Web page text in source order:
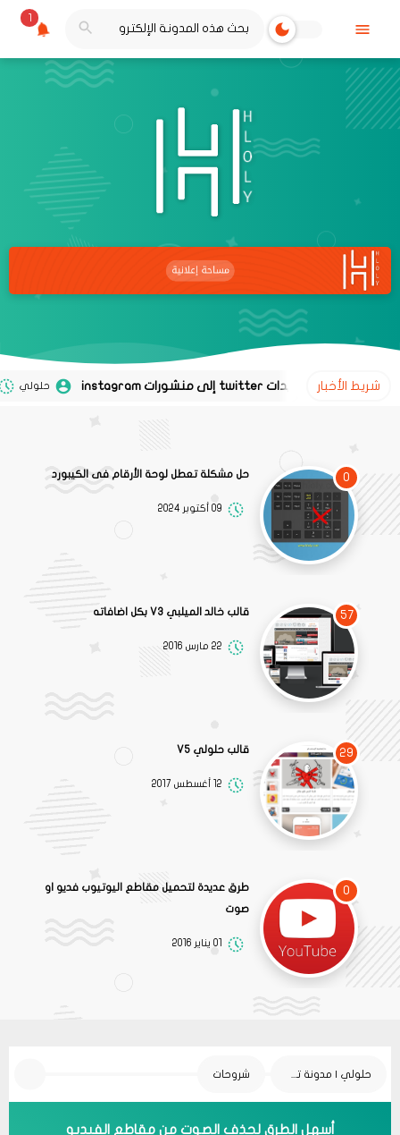
1
شريط الأخبار حلولي 02 نوفمبر 2020
0 حل مشكلة تعطل لوحة الأرقام فى الكيبورد
09 أكتوبر 2024
57 قالب خالد الميلبي V3 بكل اضافاته
22 مارس 2016
29 قالب حلولي V5
12 أغسطس 2017
0
طرق عديدة لتحميل مقاطع اليوتيوب فديو او
صوت
01 يناير 2016
حلولي | مدونة تقنية شروحات
أسهل الطرق لحذف الصوت من مقاطع الفيديو